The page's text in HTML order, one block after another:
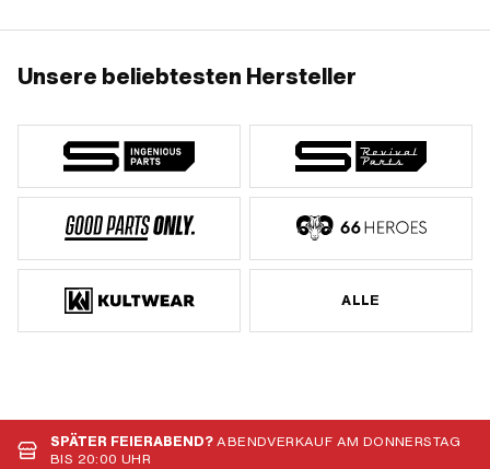
Unsere beliebtesten Hersteller
ALLE
SPÄTER FEIERABEND?ABENDVERKAUF AM DONNERSTAG
BIS 20:00 UHR